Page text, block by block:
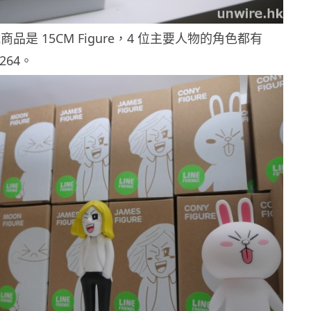
品是 15CM Figure，4 位主要人物的角色都有
。